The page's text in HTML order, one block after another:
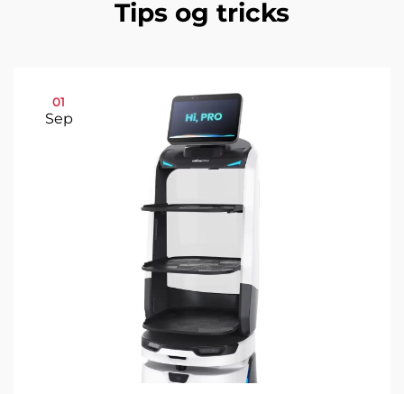
Tips og tricks
01
Sep